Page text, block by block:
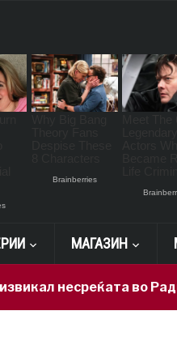
МАГАЗИН
во Радишани,